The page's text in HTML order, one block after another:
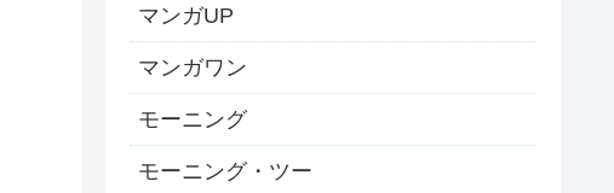
マンガUP
マンガワン
モーニング
モーニング・ツー